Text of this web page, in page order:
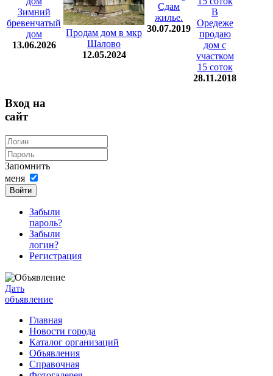
Зимний
бревенчатый
дом
13.06.2026
Продам дом в мкр
Шалово
12.05.2024
Сдам
жилье.
30.07.2019
В
Оредеже
продаю
дом с
участком
15 соток
28.11.2018
Вход на
сайт
Запомнить
меня
Войти
Забыли
пароль?
Забыли
логин?
Регистрация
Дать
объявление
Главная
Новости города
Каталог организаций
Объявления
Справочная